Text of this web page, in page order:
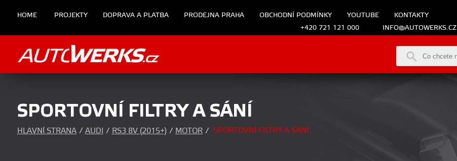
HOME PROJEKTY DOPRAVA A PLATBA PRODEJNA PRAHA OBCHODNÍ PODMÍNKY YOUTUBE
KONTAKTY
+420 721 121 000
INFO@AUTOWERKS.CZ
SPORTOVNÍ FILTRY A SÁNÍ
HLAVNÍ STRANA / AUDI / RS3 8V (2015+) / MOTOR / SPORTOVNÍ FILTRY A SÁNÍ